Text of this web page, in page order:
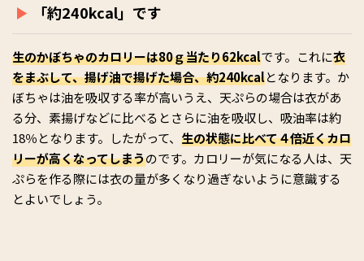
「約240kcal」です
生のかぼちゃのカロリーは80ｇ当たり62kcalです。これに衣
をまぶして、揚げ油で揚げた場合、約240kcalとなります。か
ぼちゃは油を吸収する率が高いうえ、天ぷらの場合は衣があ
る分、素揚げなどに比べるとさらに油を吸収し、吸油率は約
18％となります。したがって、 生の状態に比べて４倍近くカロ
リーが高くなってしまうのです。カロリーが気になる人は、天
ぷらを作る際には衣の量が多くなり過ぎないように意識する
とよいでしょう。